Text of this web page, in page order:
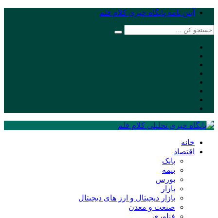
آیین نامه پایگاه خبری کلام قلم
خانه
اقتصاد
بانک
بیمه
بورس
بازار
بازار دیجیتال و ارز های دیجیتال
صنعت و معدن
فناوری